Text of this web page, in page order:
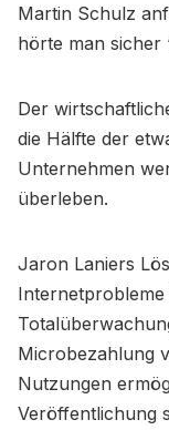
Martin Schulz
hörte man sicher
Der
die Hälfte der
Unternehmen
überleben.
Jaron Laniers
Internetprobleme
Microbezahlung
Nutzungen
Veröffentlichung